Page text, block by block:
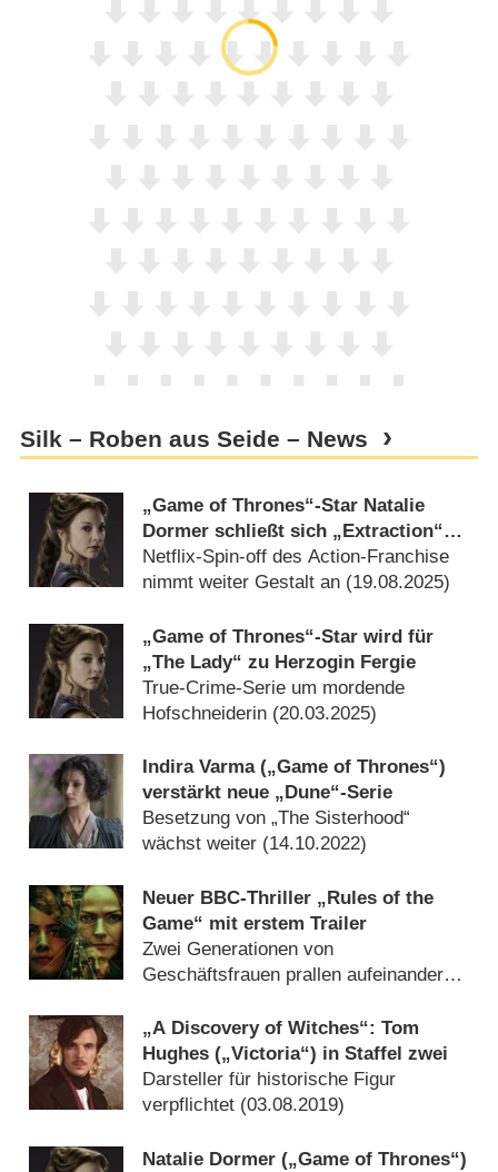
Silk – Roben aus Seide – News
„Game of Thrones“-Star Natalie
Dormer schließt sich „Extraction“-
Serie an
Netflix-Spin-off des Action-Franchise
nimmt weiter Gestalt an (19.08.2025)
„Game of Thrones“-Star wird für
„The Lady“ zu Herzogin Fergie
True-Crime-Serie um mordende
Hofschneiderin (20.03.2025)
Indira Varma („Game of Thrones“)
verstärkt neue „Dune“-Serie
Besetzung von „The Sisterhood“
wächst weiter (14.10.2022)
Neuer BBC-Thriller „Rules of the
Game“ mit erstem Trailer
Zwei Generationen von
Geschäftsfrauen prallen aufeinander
„A Discovery of Witches“: Tom
Hughes („Victoria“) in Staffel zwei
Darsteller für historische Figur
verpflichtet (03.08.2019)
Natalie Dormer („Game of Thrones“)